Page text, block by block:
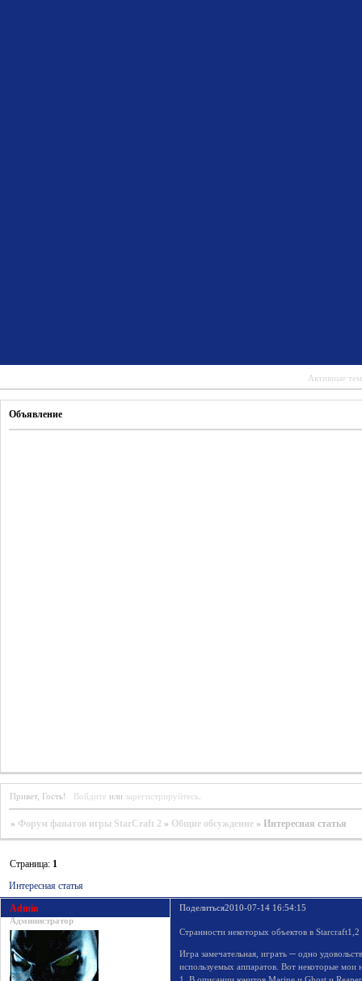
Активные
Объявление
Привет, Гость! Войдите или зарегистрируйтесь.
» Форум фанатов игры StarCraft 2 » Общие обсуждение »Интересная статья
Интересная статья
Страница: 1
Поделиться2010-07-14 16:54:15
Admin
Администратор
Странности некоторых объектов в
Игра замечательная, играть ─ одно
используемых аппаратов. Вот некоторые мои
1. В описании юнитов Marine и Ghost и